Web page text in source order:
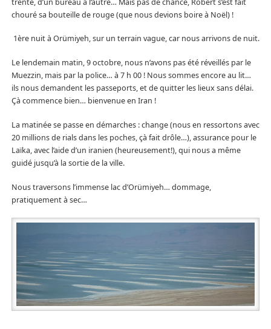
chouré sa bouteille de rouge (que nous devions boire à Noël) !
1ère nuit à Orümiyeh, sur un terrain vague, car nous arrivons de nuit.
Le lendemain matin, 9 octobre, nous n’avons pas été réveillés par le
Muezzin, mais par la police… à 7 h 00 ! Nous sommes encore au lit…
ils nous demandent les passeports, et de quitter les lieux sans délai.
Çà commence bien… bienvenue en Iran !
La matinée se passe en démarches : change (nous en ressortons avec
20 millions de rials dans les poches, çà fait drôle…), assurance pour le
Laïka, avec l’aide d’un iranien (heureusement!), qui nous a même
guidé jusqu’à la sortie de la ville.
Nous traversons l’immense lac d’Orümiyeh… dommage,
pratiquement à sec…